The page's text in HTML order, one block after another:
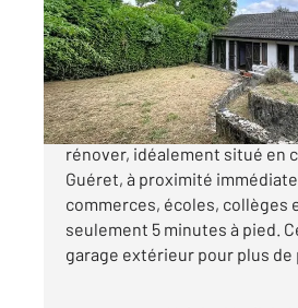
Maison à vendre
70 000 €
En exclusivité, venez
rénover, idéalement situé en
Guéret, à proximité
commerces, écoles, collèges
seulement 5 minutes à pied.
garage extérieur pour plus de